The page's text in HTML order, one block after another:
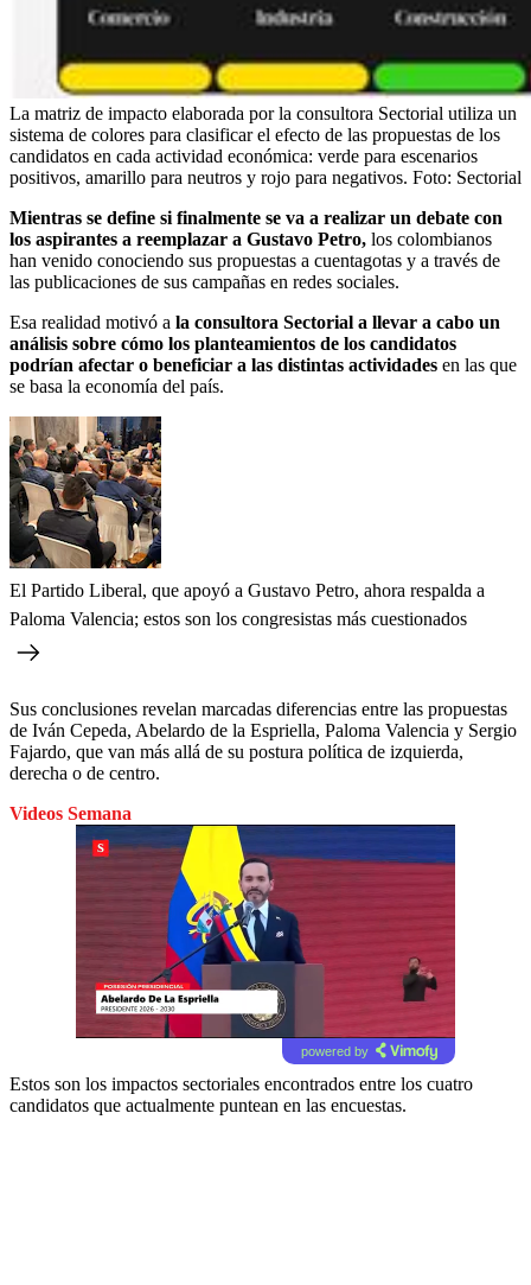
La matriz de impacto elaborada por la consultora Sectorial utiliza un
sistema de colores para clasificar el efecto de las propuestas de los
candidatos en cada actividad económica: verde para escenarios
positivos, amarillo para neutros y rojo para negativos. Foto: Sectorial
Mientras se define si finalmente se va a realizar un debate con
los aspirantes a reemplazar a Gustavo Petro, los colombianos
han venido conociendo sus propuestas a cuentagotas y a través de
las publicaciones de sus campañas en redes sociales.
Esa realidad motivó a la consultora Sectorial a llevar a cabo un
análisis sobre cómo los planteamientos de los candidatos
podrían afectar o beneficiar a las distintas actividades en las que
se basa la economía del país.
El Partido Liberal, que apoyó a Gustavo Petro, ahora respalda a
Paloma Valencia; estos son los congresistas más cuestionados
Sus conclusiones revelan marcadas diferencias entre las propuestas
de Iván Cepeda, Abelardo de la Espriella, Paloma Valencia y Sergio
Fajardo, que van más allá de su postura política de izquierda,
derecha o de centro.
Videos Semana
powered by
Estos son los impactos sectoriales encontrados entre los cuatro
candidatos que actualmente puntean en las encuestas.